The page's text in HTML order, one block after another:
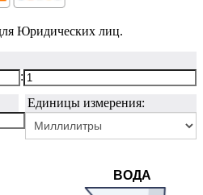
Юридических лиц.
:
Единицы измерения:
ВОДА